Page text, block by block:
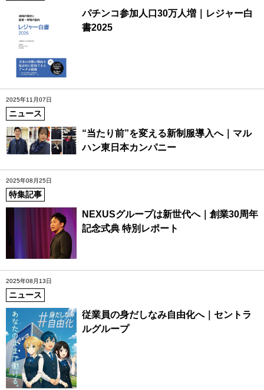
パチンコ参加人口30万人増｜レジャー白
書2025
2025年11月07日
ニュース
“当たり前”を変える新制服導入へ｜マル
ハン東日本カンパニー
2025年08月25日
特集記事
NEXUSグループは新世代へ｜創業30周年
記念式典 特別レポート
2025年08月13日
ニュース
従業員の身だしなみ自由化へ｜セントラ
ルグループ